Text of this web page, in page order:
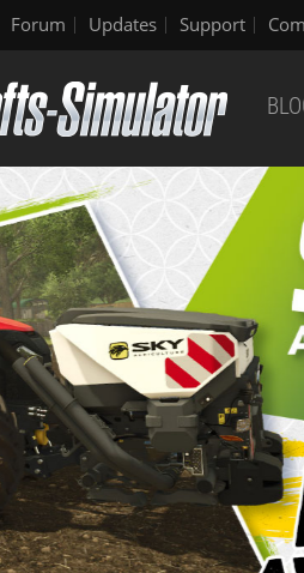
Forum Updates Support